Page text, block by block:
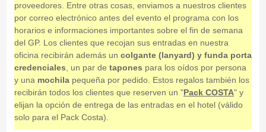
proveedores. Entre otras cosas, enviamos a nuestros clientes
por correo electrónico antes del evento el programa con los
horarios e informaciones importantes sobre el fin de semana
del GP. Los clientes que recojan sus entradas en nuestra
oficina recibirán además un colgante (lanyard) y funda porta
credenciales , un par de tapones para los oídos por persona
y una mochilapequeña por pedido. Estos regalos también los
recibirán todos los clientes que reserven un "Pack COSTA" y
elijan la opción de entrega de las entradas en el hotel (válido
solo para el Pack Costa).